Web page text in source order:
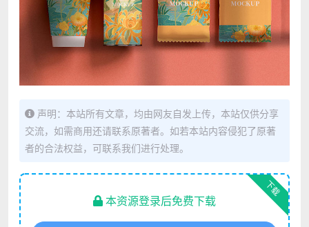
声明：本站所有文章，均由网友自发上传，本站仅供分享
交流，如需商用还请联系原著者。如若本站内容侵犯了原著
者的合法权益，可联系我们进行处理。
下载
本资源登录后免费下载